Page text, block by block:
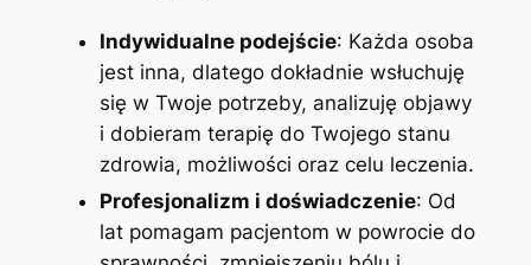
Indywidualne podejście: Każda osoba
jest inna, dlatego dokładnie wsłuchuję
się w Twoje potrzeby, analizuję objawy
i dobieram terapię do Twojego stanu
zdrowia, możliwości oraz celu leczenia.
Profesjonalizm i doświadczenie: Od
lat pomagam pacjentom w powrocie do